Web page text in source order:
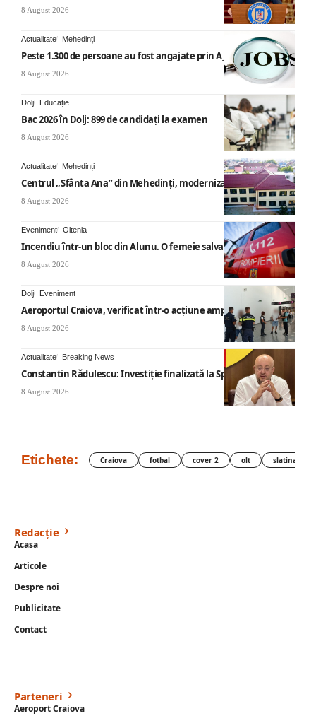
8 August 2026
Actualitate Mehedinți
Peste 1.300 de persoane au fost angajate prin AJOFM Mehedinți
8 August 2026
Dolj Educație
Bac 2026 în Dolj: 899 de candidați la examen
8 August 2026
Actualitate Mehedinți
Centrul „Sfânta Ana” din Mehedinți, modernizat
8 August 2026
Eveniment Oltenia
Incendiu într-un bloc din Alunu. O femeie salvată
8 August 2026
Dolj Eveniment
Aeroportul Craiova, verificat într-o acțiune amplă
8 August 2026
Actualitate Breaking News
Constantin Rădulescu: Investiție finalizată la Spitalul Mihăești
8 August 2026
Etichete: Craiova fotbal cover 2 olt slatina
Redacție
Acasa
Articole
Despre noi
Publicitate
Contact
Parteneri
Aeroport Craiova